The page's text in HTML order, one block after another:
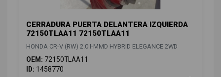
CERRADURA PUERTA DELANTERA IZQUIERDA
72150TLAA11 72150TLAA11
HONDA CR-V (RW) 2.0 I-MMD HYBRID ELEGANCE 2WD
OEM: 72150TLAA11
ID: 1458770